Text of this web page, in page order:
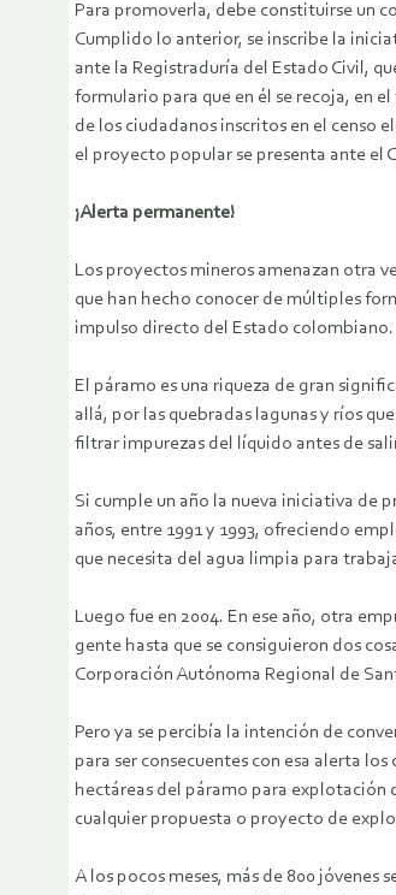
Para promoverla, debe constituirse un
Cumplido lo anterior, se inscribe la
ante la Registraduría del Estado Civil,
formulario para que en él se recoja, en
de los ciudadanos inscritos en el censo
el proyecto popular se presenta ante el
¡Alerta permanente!
Los proyectos mineros amenazan otra
que han hecho conocer de múltiples
impulso directo del Estado colombiano.
El páramo es una riqueza de gran
allá, por las quebradas lagunas y ríos
filtrar impurezas del líquido antes de
Si cumple un año la nueva iniciativa de
años, entre 1991 y 1993, ofreciendo
que necesita del agua limpia para
Luego fue en 2004. En ese año, otra
gente hasta que se consiguieron dos
Corporación Autónoma Regional de
Pero ya se percibía la intención de
para ser consecuentes con esa alerta
hectáreas del páramo para explotación
cualquier propuesta o proyecto de
A los pocos meses, más de 800